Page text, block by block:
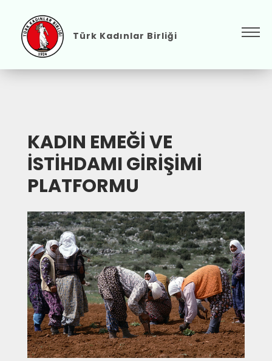
Türk Kadınlar Birliği
KADIN EMEĞİ VE
İSTİHDAMI GİRİŞİMİ
PLATFORMU